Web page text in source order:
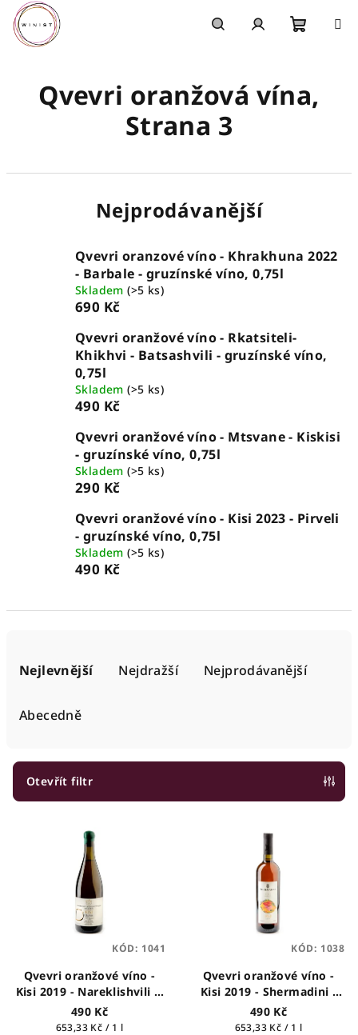
Přejít
na
obsah
košík
Qvevri oranžová vína,
Strana 3
Nejprodávanější
Qvevri oranzové víno - Khrakhuna 2022
- Barbale - gruzínské víno, 0,75l
Skladem(>5 ks)
690 Kč
Qvevri oranžové víno - Rkatsiteli-
Khikhvi - Batsashvili - gruzínské víno,
0,75l
Skladem(>5 ks)
490 Kč
Qvevri oranžové víno - Mtsvane - Kiskisi
- gruzínské víno, 0,75l
Skladem(>5 ks)
290 Kč
Qvevri oranžové víno - Kisi 2023 - Pirveli
- gruzínské víno, 0,75l
Skladem(>5 ks)
490 Kč
r
Nejlevnější Nejdražší Nejprodávanější
Abecedně
Otevřít filtr
o
d
Qvevri oranžové víno -
Kisi 2019 - Nareklishvili &
Son's - gruzínské víno,
0,75l
490 Kč
Měrná
653,33 Kč / 1 l
KÓD: 1041
Qvevri oranžové víno -
Kisi 2019 - Shermadini -
gruzínské víno, 0,75l
490 Kč
Měrná
653,33 Kč / 1 l
KÓD: 1038